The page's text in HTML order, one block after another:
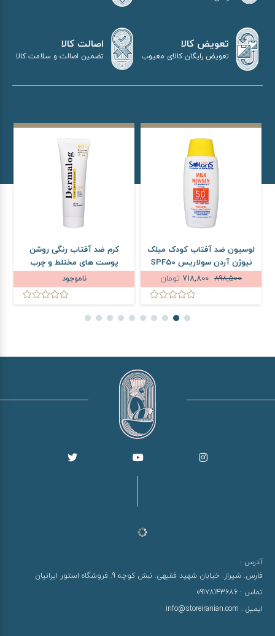
تعویض کالا
تعویض رایگان کالای معیوب
اصالت کالا
تضمین اصالت و سلامت کالا
لوسیون ضد آفتاب کودک میلک
نیوژن آردن سولاریس SPF50
حجم 100 میلی لیتر
898,500 تومان
کرم ضد آفتاب رنگی روشن
پوست های مختلط و چرب
لیتر
ناموجود
آدرس :
فارس. شیراز. خیابان شهید فقیهی. نبش کوچه 9. فروشگاه استور ایرانیان
تماس : 09178143686
ایمیل : info@storeiranian.com